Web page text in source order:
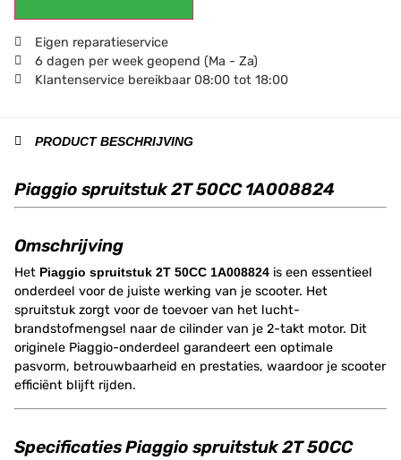
Eigen reparatieservice
6 dagen per week geopend (Ma - Za)
Klantenservice bereikbaar 08:00 tot 18:00
PRODUCT BESCHRIJVING
Piaggio spruitstuk 2T 50CC 1A008824
Omschrijving
Het Piaggio spruitstuk 2T 50CC 1A008824 is een essentieel
onderdeel voor de juiste werking van je scooter. Het
spruitstuk zorgt voor de toevoer van het lucht-
brandstofmengsel naar de cilinder van je 2-takt motor. Dit
originele Piaggio-onderdeel garandeert een optimale
pasvorm, betrouwbaarheid en prestaties, waardoor je scooter
efficiënt blijft rijden.
Specificaties Piaggio spruitstuk 2T 50CC